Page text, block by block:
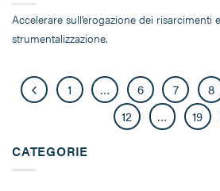
CATEGORIE
Accelerare sull’erogazione dei risarcimenti
strumentalizzazione.
1 … 6 7 8
12
… 19